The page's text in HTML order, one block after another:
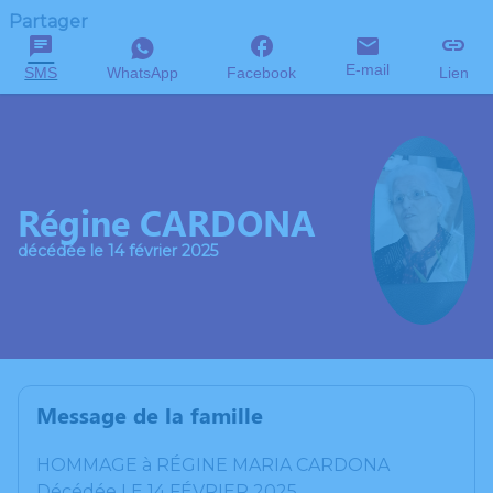
Partager
SMS WhatsApp Facebook E-mail Lien
Régine CARDONA
décédée le 14 février 2025
Message de la famille
HOMMAGE à RÉGINE MARIA CARDONA